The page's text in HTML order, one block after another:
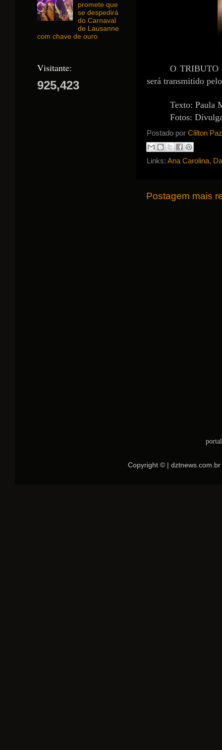
O
será transmitido
Texto: Paula
Fotos:
Postado por Clilton Paz
Links: Ana Carolina,
Postagem mais
promete que
se despedirá
do Carnaval
de Lausanne
com chave de ouro
Visitante:
925,423
Copyright © |